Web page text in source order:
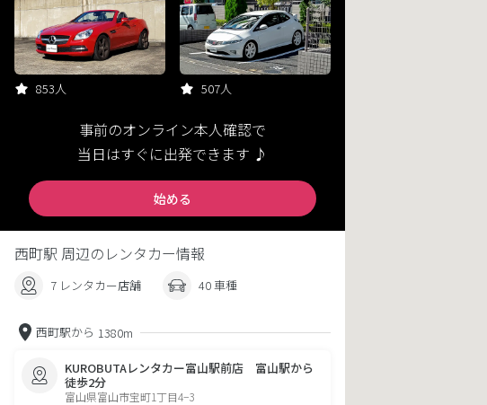
853人 507人
事前のオンライン本人確認で
当日はすぐに出発できます ♪
始める
西町駅 周辺のレンタカー情報
7 レンタカー店舗 40 車種
西町駅から 1380m
KUROBUTAレンタカー富山駅前店 富山駅から
徒歩2分
富山県富山市宝町1丁目4−3